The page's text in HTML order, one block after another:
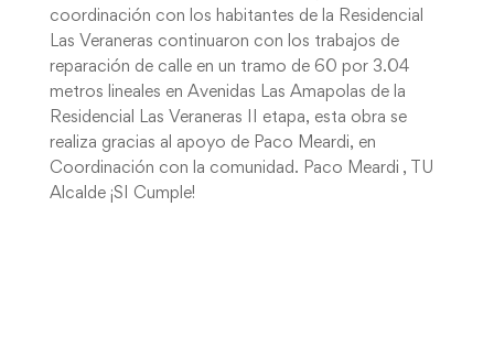
coordinación con los habitantes de la Residencial
Las Veraneras continuaron con los trabajos de
reparación de calle en un tramo de 60 por 3.04
metros lineales en Avenidas Las Amapolas de la
Residencial Las Veraneras II etapa, esta obra se
realiza gracias al apoyo de Paco Meardi, en
Coordinación con la comunidad. Paco Meardi , TU
Alcalde ¡SI Cumple!